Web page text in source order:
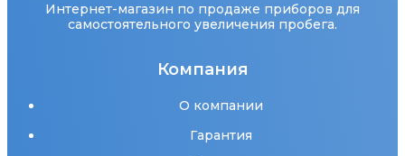
Интернет-магазин по продаже приборов для
самостоятельного увеличения пробега.
Компания
О компании
Гарантия